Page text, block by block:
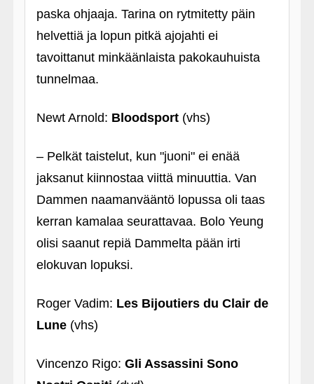
paska ohjaaja. Tarina on rytmitetty päin
helvettiä ja lopun pitkä ajojahti ei
tavoittanut minkäänlaista pakokauhuista
tunnelmaa.
Newt Arnold: Bloodsport(vhs)
– Pelkät taistelut, kun "juoni" ei enää
jaksanut kiinnostaa viittä minuuttia. Van
Dammen naamanvääntö lopussa oli taas
kerran kamalaa seurattavaa. Bolo Yeung
olisi saanut repiä Dammelta pään irti
elokuvan lopuksi.
Roger Vadim: Les Bijoutiers du Clair de
Lune(vhs)
Vincenzo Rigo: Gli Assassini Sono